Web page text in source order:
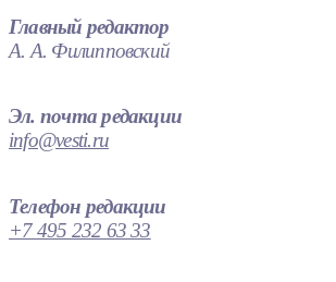
Главный редактор
А. А. Филипповский
Эл. почта редакции
info@vesti.ru
Телефон редакции
+7 495 232 63 33